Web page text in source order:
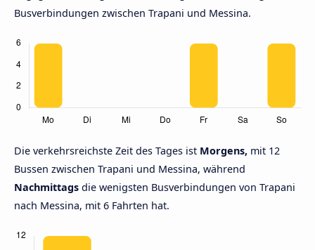
Busverbindungen zwischen Trapani und Messina.
Die verkehrsreichste Zeit des Tages ist Morgens, mit 12
Bussen zwischen Trapani und Messina, während
Nachmittags die wenigsten Busverbindungen von Trapani
nach Messina, mit 6 Fahrten hat.